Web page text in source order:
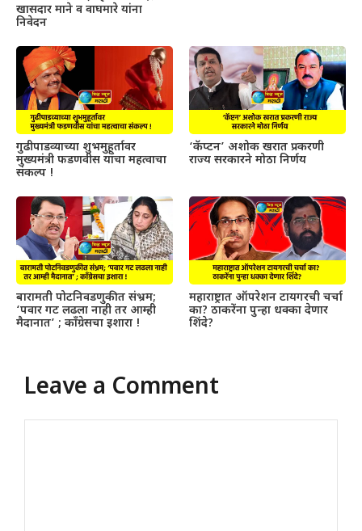
खासदार माने व वाघमारे यांना
निवेदन
गुढीपाडव्याच्या शुभमुहूर्तावर
मुख्यमंत्री फडणवीस यांचा महत्वाचा
संकल्प !
‘कॅप्टन’ अशोक खरात प्रकरणी
राज्य सरकारने मोठा निर्णय
बारामती पोटनिवडणुकीत संभ्रम;
‘पवार गट लढला नाही तर आम्ही
मैदानात’ ; काँग्रेसचा इशारा !
महाराष्ट्रात ऑपरेशन टायगरची चर्चा
का? ठाकरेंना पुन्हा धक्का देणार
शिंदे?
Leave a Comment